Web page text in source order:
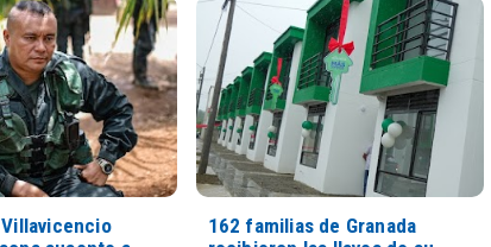
162 familias de Granada